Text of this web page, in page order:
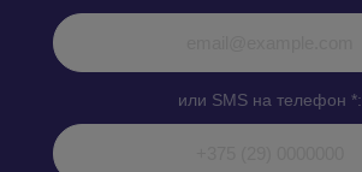
или SMS на телефон *: